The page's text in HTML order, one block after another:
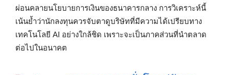
ผ่อนคลายนโยบายการเงินของธนาคารกลาง การวิเคราะห์นี้
เน้นย้ำว่านักลงทุนควรจับตาดูบริษัทที่มีความได้เปรียบทาง
เทคโนโลยี AI อย่างใกล้ชิด เพราะจะเป็นภาคส่วนที่นำตลาด
ต่อไปในอนาคต